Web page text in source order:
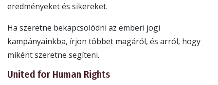
eredményeket és sikereket.
Ha szeretne bekapcsolódni az emberi jogi
kampányainkba, írjon többet magáról, és arról, hogy
miként szeretne segíteni.
United for Human Rights